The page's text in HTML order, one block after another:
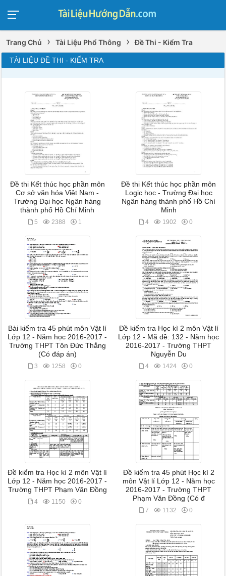
Trang Chủ › Tài Liệu Phổ Thông › Đề Thi - Kiểm Tra
TÀI LIỆU ĐỀ THI - KIỂM TRA
Đề thi Kết thúc học phần môn
Cơ sở văn hóa Việt Nam -
Trường Đại học Ngân hàng
thành phố Hồ Chí Minh
5 2388 1
Đề thi Kết thúc học phần môn
Logic học - Trường Đại học
Ngân hàng thành phố Hồ Chí
Minh
4 1902 0
Bài kiểm tra 45 phút môn Vật lí
Lớp 12 - Năm học 2016-2017 -
Trường THPT Tôn Đức Thắng
(Có đáp án)
3 1258 0
Đề kiểm tra Học kì 2 môn Vật lí
Lớp 12 - Mã đề: 132 - Năm học
2016-2017 - Trường THPT
Nguyễn Du
4 1424 0
Đề kiểm tra Học kì 2 môn Vật lí
Lớp 12 - Năm học 2016-2017 -
Trường THPT Phạm Văn Đồng
4 1150 0
Đề kiểm tra 45 phút Học kì 2
môn Vật lí Lớp 12 - Năm học
2016-2017 - Trường THPT
Phạm Văn Đồng (Có đ
7 1132 0